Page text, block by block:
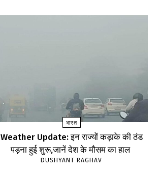
भारत
Weather Update: इन राज्यों कड़ाके की ठंड
पड़ना हुई शुरू,जानें देश के मौसम का हाल
DUSHYANT RAGHAV